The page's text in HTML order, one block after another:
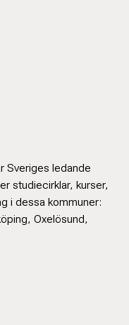
Sveriges ledande
studiecirklar, kurser,
i dessa kommuner:
Oxelösund,